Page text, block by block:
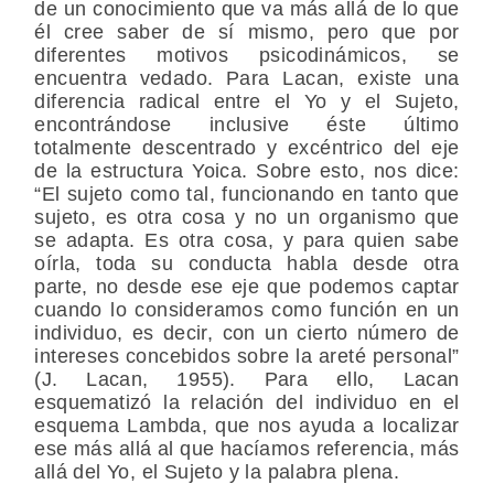
de un conocimiento que va más allá de lo que
él cree saber de sí mismo, pero que por
diferentes motivos psicodinámicos, se
encuentra vedado. Para Lacan, existe una
diferencia radical entre el Yo y el Sujeto,
encontrándose inclusive éste último
totalmente descentrado y excéntrico del eje
de la estructura Yoica. Sobre esto, nos dice:
“El sujeto como tal, funcionando en tanto que
sujeto, es otra cosa y no un organismo que
se adapta. Es otra cosa, y para quien sabe
oírla, toda su conducta habla desde otra
parte, no desde ese eje que podemos captar
cuando lo consideramos como función en un
individuo, es decir, con un cierto número de
intereses concebidos sobre la areté personal”
(J. Lacan, 1955). Para ello, Lacan
esquematizó la relación del individuo en el
esquema Lambda, que nos ayuda a localizar
ese más allá al que hacíamos referencia, más
allá del Yo, el Sujeto y la palabra plena.